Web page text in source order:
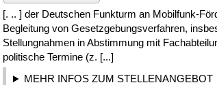
[. .. ] der Deutschen Funkturm an Mobilfunk-
Begleitung von Gesetzgebungsverfahren,
Stellungnahmen in Abstimmung mit
politische Termine (z. [...]
MEHR INFOS ZUM STELLENANGEBOT